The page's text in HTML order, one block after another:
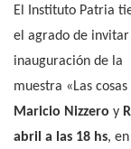
El Instituto Patria
el agrado de invitar
inauguración de la
muestra «Las
Maricio Nizzero y
abril a las 18 hs,